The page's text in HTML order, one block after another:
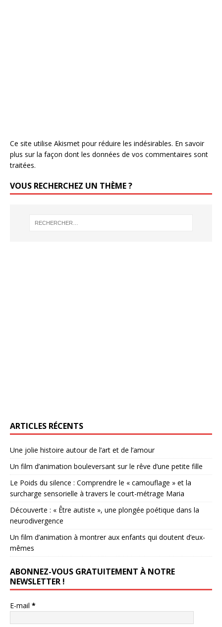
Ce site utilise Akismet pour réduire les indésirables. En savoir
plus sur la façon dont les données de vos commentaires sont
traitées.
VOUS RECHERCHEZ UN THÈME ?
ARTICLES RÉCENTS
Une jolie histoire autour de l’art et de l’amour
Un film d’animation bouleversant sur le rêve d’une petite fille
Le Poids du silence : Comprendre le « camouflage » et la
surcharge sensorielle à travers le court-métrage Maria
Découverte : « Être autiste », une plongée poétique dans la
neurodivergence
Un film d’animation à montrer aux enfants qui doutent d’eux-
mêmes
ABONNEZ-VOUS GRATUITEMENT À NOTRE
NEWSLETTER !
E-mail *